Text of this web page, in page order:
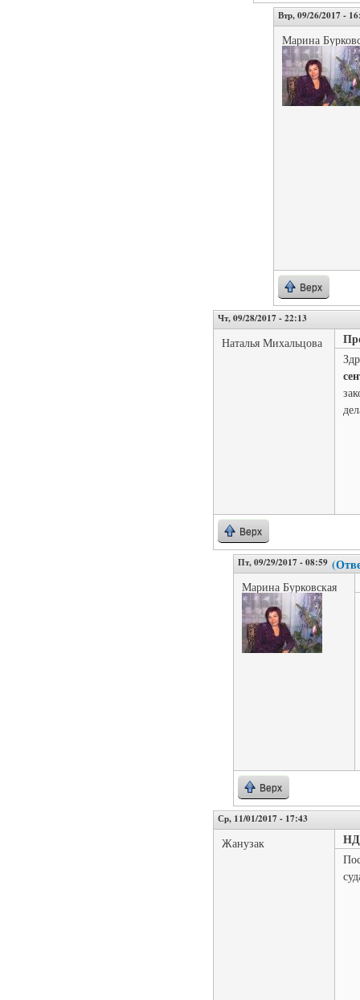
Втр, 09/26/2017 -
Марина
Верх
Чт, 09/28/2017 - 22:13
Наталья Михальцова
Верх
Пт, 09/29/2017 - 08:59
Марина Бурковская
Верх
Ср, 11/01/2017 - 17:43
Жанузак